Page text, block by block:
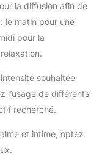
la diffusion afin de
le matin pour une
pour la
souhaitée
l’usage de différents
recherché.
et intime, optez